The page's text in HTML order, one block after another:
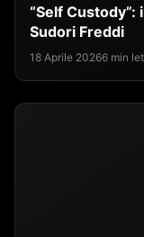
“Self Custody”:
Sudori Freddi
18 Aprile 20266 min